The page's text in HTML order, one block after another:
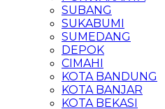
SUBANG
SUKABUMI
SUMEDANG
DEPOK
CIMAHI
KOTA BANDUNG
KOTA BANJAR
KOTA BEKASI